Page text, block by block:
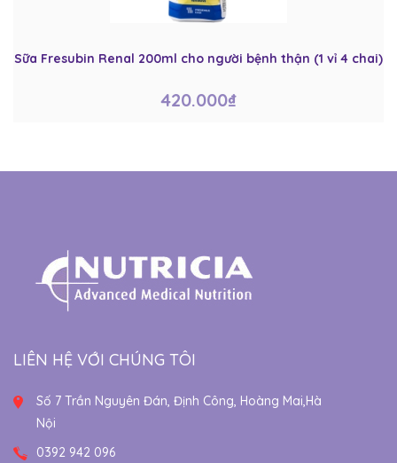
Sữa Fresubin Renal 200ml cho người bệnh thận (1 vỉ 4 chai)
420.000₫
LIÊN HỆ VỚI CHÚNG TÔI
Số 7 Trần Nguyên Đán, Định Công, Hoàng Mai,Hà
Nội
0392 942 096